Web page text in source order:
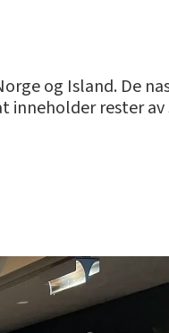
og Island. De
rester